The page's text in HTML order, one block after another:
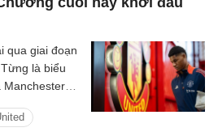
qua giai đoạn
là biểu
Manchester
bóng đá Anh,